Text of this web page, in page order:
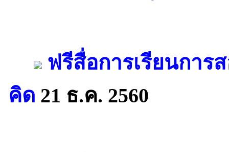
ฟรีสื่อการเรียนการ
คิด 21 ธ.ค. 2560